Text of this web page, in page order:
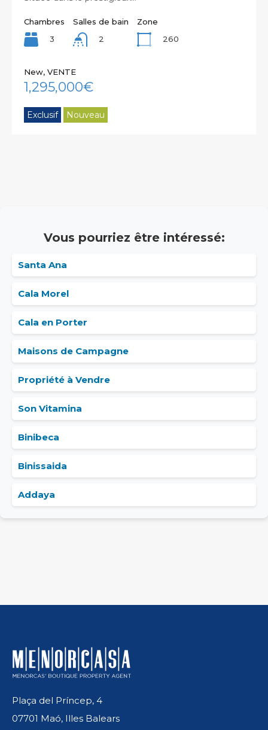
Chambres
3
Salles de bain
2
Zone
260
New, VENTE
1,295,000€
Exclusif Nouveau
Vous pourriez être intéressé:
Santa Ana
Cala Morel
Cala en Porter
Maisons de Campagne
Propriété à Vendre
Son Vitamina
Binibeca
Binissaida
Addaya
Plaça del Príncep, 4
07701 Maó, Illes Balears